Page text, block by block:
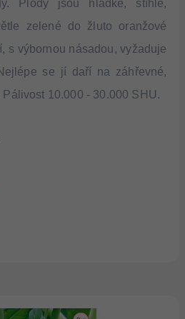
Plody jsou hladké, štíhlé,
zelené do žluto oranžové
s výbornou násadou, vyžaduje
se jí daří na záhřevné,
10.000 - 30.000 SHU.